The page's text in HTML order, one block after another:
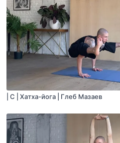
| С | Хатха-йога | Глеб Мазаев